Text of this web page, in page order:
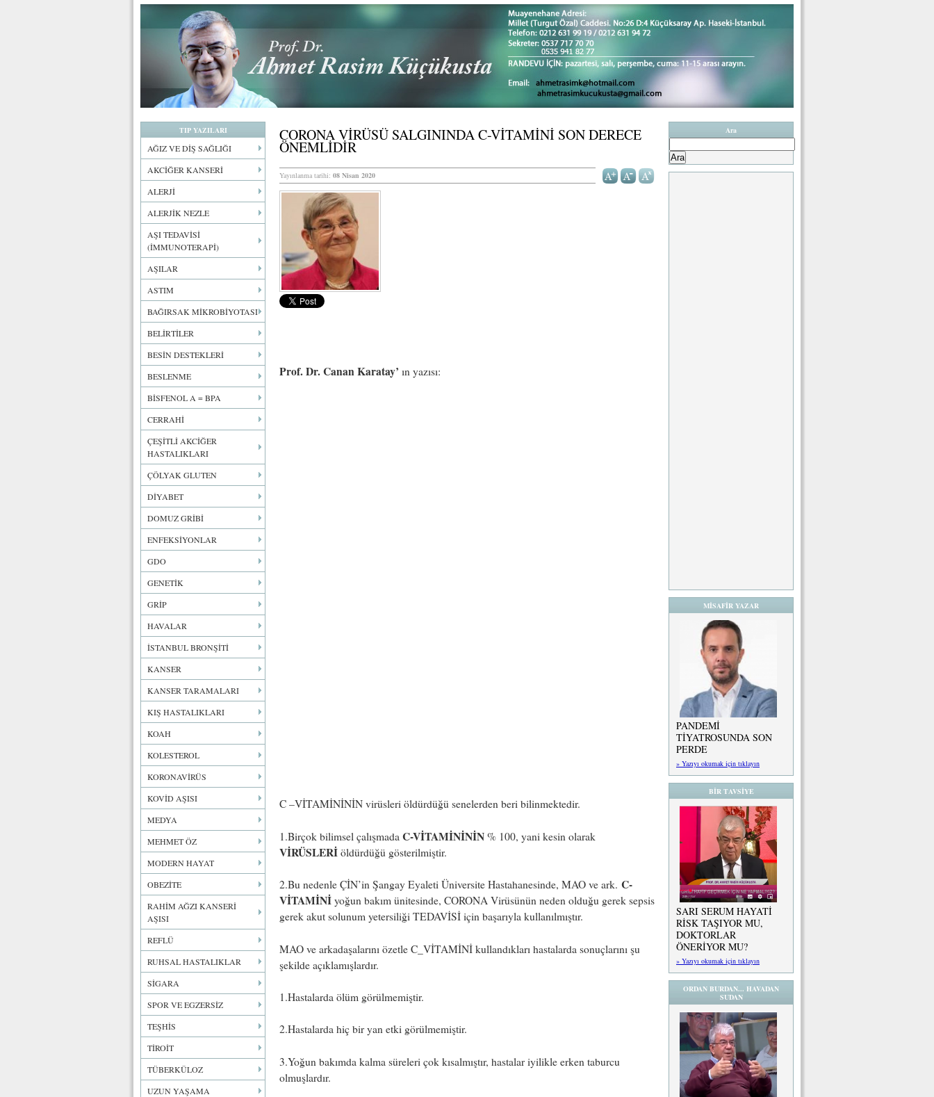
TIP YAZILARI
AĞIZ VE DİŞ SAĞLIĞI
AKCİĞER KANSERİ
ALERJİ
ALERJİK NEZLE
AŞI TEDAVİSİ
(İMMUNOTERAPİ)
AŞILAR
ASTIM
BAĞIRSAK MİKROBİYOTASI
BELİRTİLER
BESİN DESTEKLERİ
BESLENME
BİSFENOL A = BPA
CERRAHİ
ÇEŞİTLİ AKCİĞER
HASTALIKLARI
ÇÖLYAK GLUTEN
DİYABET
DOMUZ GRİBİ
ENFEKSİYONLAR
GDO
GENETİK
GRİP
HAVALAR
İSTANBUL BRONŞİTİ
KANSER
KANSER TARAMALARI
KIŞ HASTALIKLARI
KOAH
KOLESTEROL
KORONAVİRÜS
KOVİD AŞISI
MEDYA
MEHMET ÖZ
MODERN HAYAT
OBEZİTE
RAHİM AĞZI KANSERİ
AŞISI
REFLÜ
RUHSAL HASTALIKLAR
SİGARA
SPOR VE EGZERSİZ
TEŞHİS
TİROİT
TÜBERKÜLOZ
UZUN YAŞAMA
CORONA VİRÜSÜ SALGININDA C-VİTAMİNİ SON DERECE
ÖNEMLİDİR
Yayınlanma tarihi: 08 Nisan 2020
Prof. Dr. Canan Karatay’ ın yazısı:
C –VİTAMİNİNİN virüsleri öldürdüğü senelerden beri bilinmektedir.
1.Birçok bilimsel çalışmada C-VİTAMİNİNİN % 100, yani kesin olarak
VİRÜSLERİ öldürdüğü gösterilmiştir.
2.Bu nedenle ÇİN’in Şangay Eyaleti Üniversite Hastahanesinde, MAO ve ark. C-
VİTAMİNİ yoğun bakım ünitesinde, CORONA Virüsünün neden olduğu gerek sepsis
gerek akut solunum yetersiliği TEDAVİSİ için başarıyla kullanılmıştır.
MAO ve arkadaşalarını özetle C_VİTAMİNİ kullandıkları hastalarda sonuçlarını şu
şekilde açıklamışlardır.
1.Hastalarda ölüm görülmemiştir.
2.Hastalarda hiç bir yan etki görülmemiştir.
3.Yoğun bakımda kalma süreleri çok kısalmıştır, hastalar iyilikle erken taburcu
olmuşlardır.
Ara
MİSAFİR YAZAR
PANDEMİ
TİYATROSUNDA SON
PERDE
» Yazıyı okumak için tıklayın
BİR TAVSİYE
SARI SERUM HAYATİ
RİSK TAŞIYOR MU,
DOKTORLAR
ÖNERİYOR MU?
» Yazıyı okumak için tıklayın
ORDAN BURDAN... HAVADAN
SUDAN